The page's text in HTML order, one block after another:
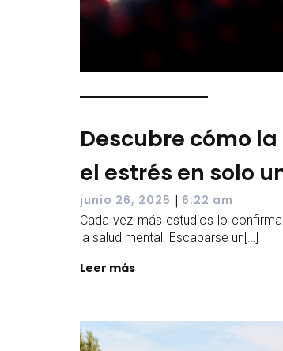
Descubre cómo
el estrés en solo
junio 26, 2025 | 6:22 am
Cada vez más estudios lo
la salud mental. Escaparse un[…]
Leer más